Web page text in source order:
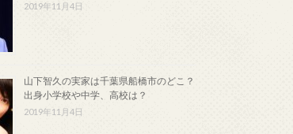
2019年11月4日
山下智久の実家は千葉県船橋市のどこ？
出身小学校や中学、高校は？
2019年11月4日